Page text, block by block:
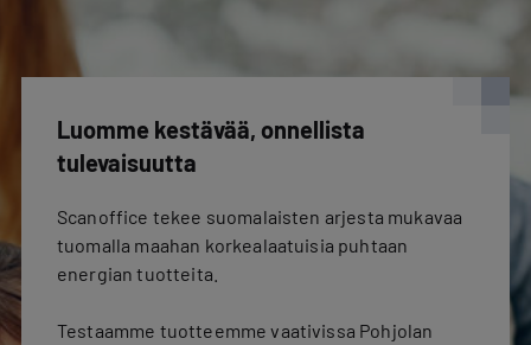
Luomme kestävää, onnellista
tulevaisuutta
Scanoffice tekee suomalaisten arjesta mukavaa
tuomalla maahan korkealaatuisia puhtaan
energian tuotteita.
Testaamme tuotteemme vaativissa Pohjolan